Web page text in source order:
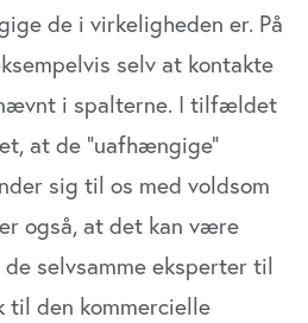
de i virkeligheden er. På
selv at kontakte
i spalterne. I tilfældet
at de ”uafhængige”
sig til os med voldsom
også, at det kan være
selvsamme eksperter til
den kommercielle